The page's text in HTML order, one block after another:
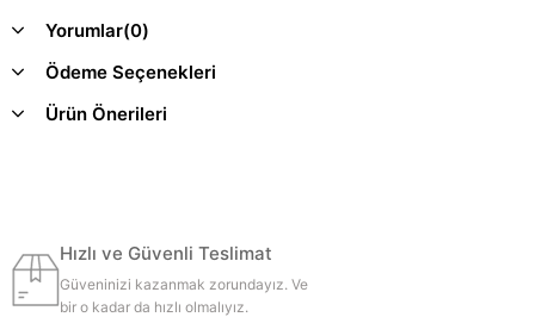
Yorumlar(0)
Ödeme Seçenekleri
Ürün Önerileri
Hızlı ve Güvenli Teslimat
Güveninizi kazanmak zorundayız. Ve
bir o kadar da hızlı olmalıyız.